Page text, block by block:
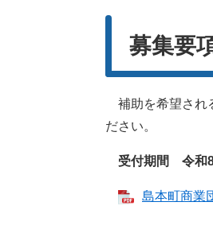
募集要
補助を希望され
ださい。
受付期間 令和
島本町商業